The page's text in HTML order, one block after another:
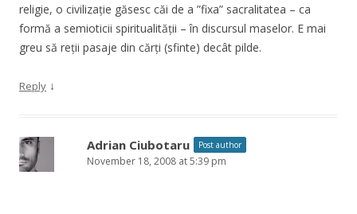
religie, o civilizație găsesc căi de a ”fixa” sacralitatea – ca
formă a semioticii spiritualității – în discursul maselor. E mai
greu să reții pasaje din cărți (sfinte) decât pilde.
Reply ↓
Adrian Ciubotaru Post author
November 18, 2008 at 5:39 pm